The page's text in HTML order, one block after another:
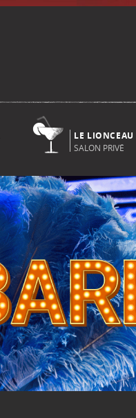
LE LIONCEAU
SALON PRIVÉ